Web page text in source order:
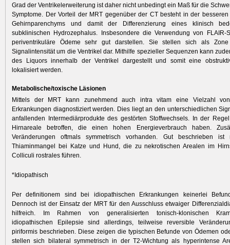
Grad der Ventrikelerweiterung ist daher nicht unbedingt ein Maß für die
Symptome. Der Vorteil der MRT gegenüber der CT besteht in der
Gehirnparenchyms und damit der Differenzierung eines klinisch
subklinischen Hydrozephalus. Insbesondere die Verwendung von FLAIR-
periventrikuläre Ödeme sehr gut darstellen. Sie stellen sich als Zone
Signalintensität um die Ventrikel dar. Mithilfe spezieller Sequenzen kann
des Liquors innerhalb der Ventrikel dargestellt und somit eine
lokalisiert werden.
Metabolische/toxische Läsionen
Mittels der MRT kann zunehmend auch intra vitam eine Vielzahl von
Erkrankungen diagnostiziert werden. Dies liegt an den unterschiedlichen
anfallenden Intermediärprodukte des gestörten Stoffwechsels. In der
Hirnareale betroffen, die einen hohen Energieverbrauch haben.
Veränderungen oftmals symmetrisch vorhanden. Gut beschrieben ist
Thiaminmangel bei Katze und Hund, die zu nekrotischen Arealen im
Colliculi rostrales führen.
*Idiopathisch
Per definitionem sind bei idiopathischen Erkrankungen keinerlei
Dennoch ist der Einsatz der MRT für den Ausschluss etwaiger
hilfreich. Im Rahmen von generalisierten tonisch-klonischen
idiopathischen Epilepsie sind allerdings, teilweise reversible
piriformis beschrieben. Diese zeigen die typischen Befunde von Ödemen
stellen sich bilateral symmetrisch in der T2-Wichtung als hyperintense